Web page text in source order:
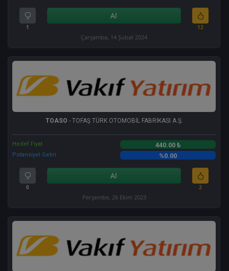
1
Al
12
Çarşamba, 14 Şubat 2024
TOASO - TOFAŞ TÜRK OTOMOBİL FABRİKASI A.Ş.
Hedef Fiyat 440.00 ₺
Potansiyel Getiri %0.00
0
Al
2
Perşembe, 26 Ekim 2023